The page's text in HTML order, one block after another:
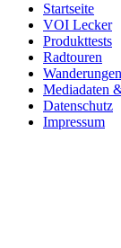
Startseite
VOI Lecker
Produkttests
Radtouren
Wanderungen
Mediadaten
Datenschutz
Impressum